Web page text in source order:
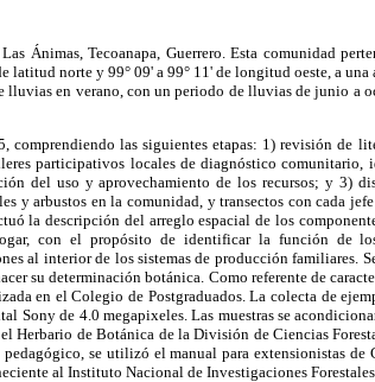
Ánimas, Tecoanapa, Guerrero. Esta comunidad
latitud norte y 99° 09' a 99° 11' de longitud oeste, a
lluvias en verano, con un periodo de lluvias de junio a
comprendiendo las siguientes etapas: 1) revisión de
participativos locales de diagnóstico comunitario,
del uso y aprovechamiento de los recursos; y 3)
y arbustos en la comunidad, y transectos con cada
la descripción del arreglo espacial de los
con el propósito de identificar la función de
al interior de los sistemas de producción familiares.
su determinación botánica. Como referente de
en el Colegio de Postgraduados. La colecta de
Sony de 4.0 megapixeles. Las muestras se
Herbario de Botánica de la División de Ciencias
se utilizó el manual para extensionistas
al Instituto Nacional de Investigaciones